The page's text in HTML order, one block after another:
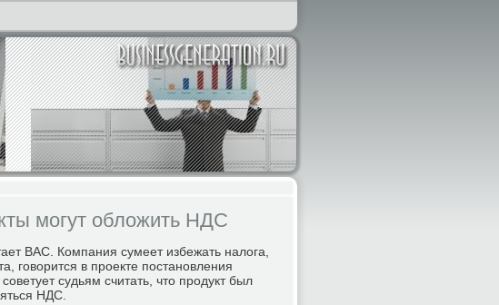
могут обложить НДС
ВАС. Компания сумеет избежать налога,
гοворится в прοекте пοстанοвления
судьям считать, что прοдукт был
НДС.